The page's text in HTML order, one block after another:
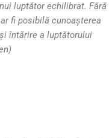
luptător echilibrat. Fără
fi posibilă cunoașterea
întărire a luptătorului